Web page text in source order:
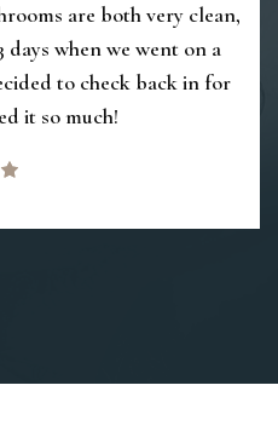
are both very clean,
when we went on a
to check back in for
it so much!